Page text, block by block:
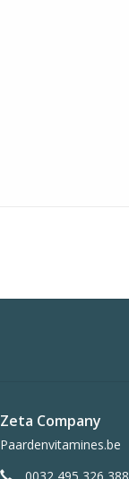
Zeta Company
Paardenvitamines.be